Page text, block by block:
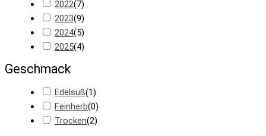
2022(7)
2023(9)
2024(5)
2025(4)
Geschmack
Edelsüß(1)
Feinherb(0)
Trocken(2)